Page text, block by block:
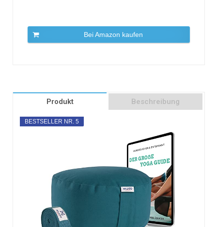
Bei Amazon kaufen
Produkt Beschreibung
BESTSELLER NR. 5